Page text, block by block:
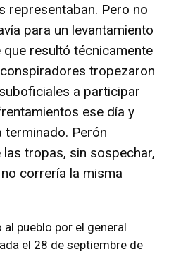
representaban. Pero no
para un levantamiento
resultó técnicamente
tropezaron
a participar
ese día y
Perón
tropas, sin sospechar,
correría la misma
pueblo por el general
el 28 de septiembre de